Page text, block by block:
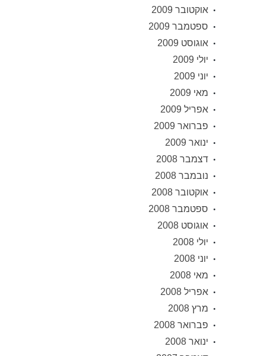
אוקטובר 2009
ספטמבר 2009
אוגוסט 2009
יולי 2009
יוני 2009
מאי 2009
אפריל 2009
פברואר 2009
ינואר 2009
דצמבר 2008
נובמבר 2008
אוקטובר 2008
ספטמבר 2008
אוגוסט 2008
יולי 2008
יוני 2008
מאי 2008
אפריל 2008
מרץ 2008
פברואר 2008
ינואר 2008